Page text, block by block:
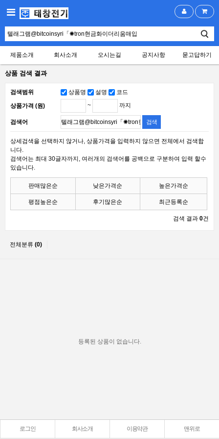
제품소개 회사소개 오시는길 공지사항 묻고답하기
상품 검색 결과
검색범위 상품명 설명
코드
상품가격 (원)
~ 까지
검색어
상세검색을 선택하지 않거나, 상품가격을 입력하지 않으면 전체에서 검색합
니다.
검색어는 최대 30글자까지, 여러개의 검색어를 공백으로 구분하여 입력 할수
있습니다.
판매많은순 낮은가격순 높은가격순
평점높은순 후기많은순 최근등록순
검색 결과 0건
전체분류 (0)
등록된 상품이 없습니다.
로그인 회사소개 이용약관 맨위로